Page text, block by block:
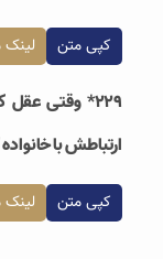
کپی متن
۲۲۹* وقتی
ارتباطش با
کپی متن